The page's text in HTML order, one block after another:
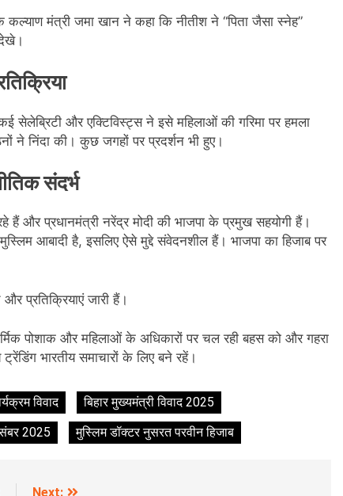
मंत्री जमा खान ने कहा कि नीतीश ने “पिता जैसा स्नेह”
सेलेब्रिटी और एक्टिविस्ट्स ने इसे महिलाओं की गरिमा पर हमला
ने निंदा की। कुछ जगहों पर प्रदर्शन भी हुए।
संदर्भ
और प्रधानमंत्री नरेंद्र मोदी की भाजपा के प्रमुख सहयोगी हैं।
आबादी है, इसलिए ऐसे मुद्दे संवेदनशील हैं। भाजपा का हिजाब पर
प्रतिक्रियाएं जारी हैं।
पोशाक और महिलाओं के अधिकारों पर चल रही बहस को और गहरा
भारतीय समाचारों के लिए बने रहें।
विवाद
बिहार मुख्यमंत्री विवाद 2025
2025 मुस्लिम डॉक्टर नुसरत परवीन हिजाब
Next: